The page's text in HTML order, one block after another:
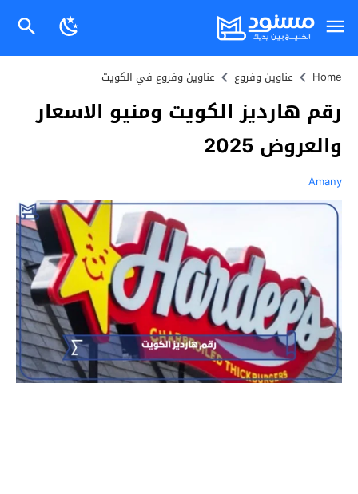
Home عناوين وفروع عناوين وفروع في الكويت
رقم هارديز الكويت ومنيو الاسعار
والعروض 2025
Amany